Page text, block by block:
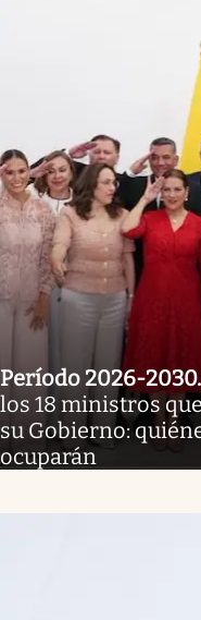
Período 2026-2030.
los 18 ministros
su Gobierno:
ocuparán